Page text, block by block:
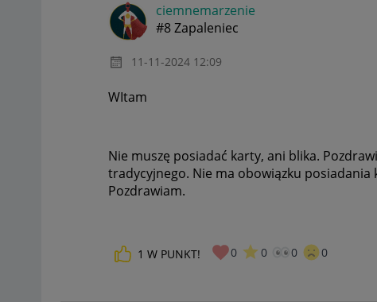
ciemnemarzenie
#8 Zapaleniec
‎11-11-2024 12:09
WItam
Nie muszę posiadać karty, ani blika.
tradycyjnego. Nie ma obowiązku
Pozdrawiam.
1 W PUNKT! 0 0 0 0